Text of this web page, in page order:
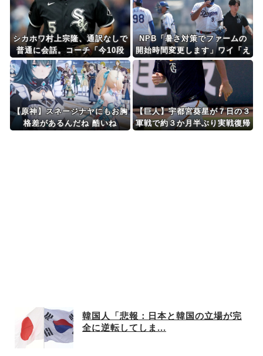
シカホワ村上宗隆、通訳なしで
普通に会話。コーチ「今10段
階で6ぐらい。来た時は0だっ
た（笑）」
NPB「暑さ対策でファームの
開始時間変更します」ワイ「え
えやん、何時や？」NPB「14
時開始」ワイ「え？」NPB「1
4時開始」
【原神】スネージナヤにもお胸
格差があるんだね 酷いね
【巨人】宇都宮葵星が７日の３
軍戦で約３か月半ぶり実戦復帰
韓国人「悲報：日本と韓国の立場が完
全に逆転してしま...